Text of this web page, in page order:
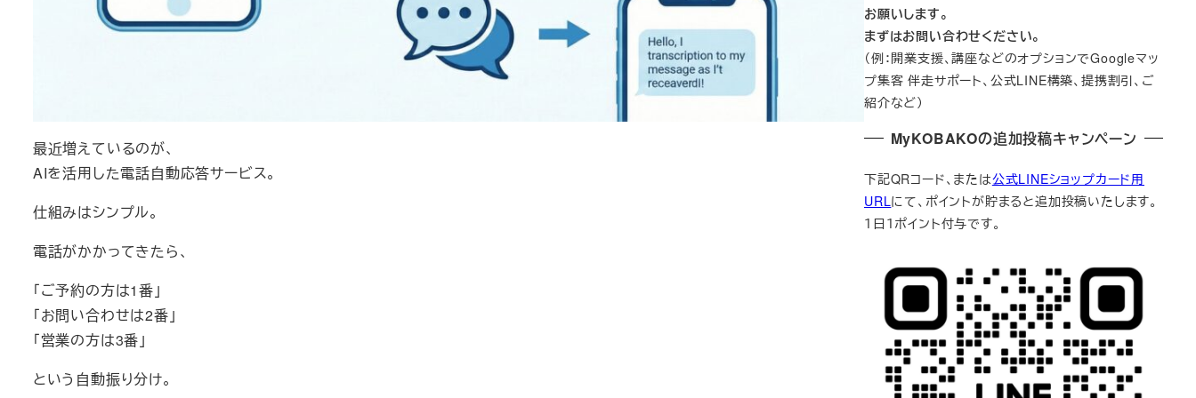
最近増えているのが、
AIを活用した電話自動応答サービス。
仕組みはシンプル。
電話がかかってきたら、
「ご予約の方は1番」
「お問い合わせは2番」
「営業の方は3番」
という自動振り分け。
お願いします。
まずはお問い合わせください。
（例：開業支援、講座などのオプションでGoogleマッ
プ集客 伴走サポート、公式LINE構築、提携割引、ご
紹介など）
MyKOBAKOの追加投稿キャンペーン
下記QRコード、または公式LINEショップカード用
URLにて、ポイントが貯まると追加投稿いたします。
１日１ポイント付与です。